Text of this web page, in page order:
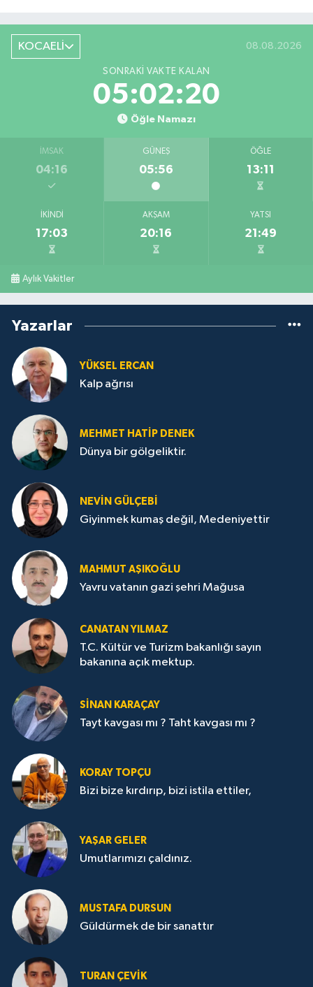
KOCAELİ 08.08.2026
SONRAKI VAKTE KALAN
05:02:20
Öğle Namazı
İMSAK
04:16
GÜNEŞ
05:56
ÖĞLE
13:11
İKINDI
17:03
AKŞAM
20:16
YATSI
21:49
Aylık Vakitler
Yazarlar
YÜKSEL ERCAN
Kalp ağrısı
MEHMET HATİP DENEK
Dünya bir gölgeliktir.
NEVİN GÜLÇEBİ
Giyinmek kumaş değil, Medeniyettir
MAHMUT AŞIKOĞLU
Yavru vatanın gazi şehri Mağusa
CANATAN YILMAZ
T.C. Kültür ve Turizm bakanlığı sayın
bakanına açık mektup.
SİNAN KARAÇAY
Tayt kavgası mı ? Taht kavgası mı ?
KORAY TOPÇU
Bizi bize kırdırıp, bizi istila ettiler,
YAŞAR GELER
Umutlarımızı çaldınız.
MUSTAFA DURSUN
Güldürmek de bir sanattır
TURAN ÇEVİK